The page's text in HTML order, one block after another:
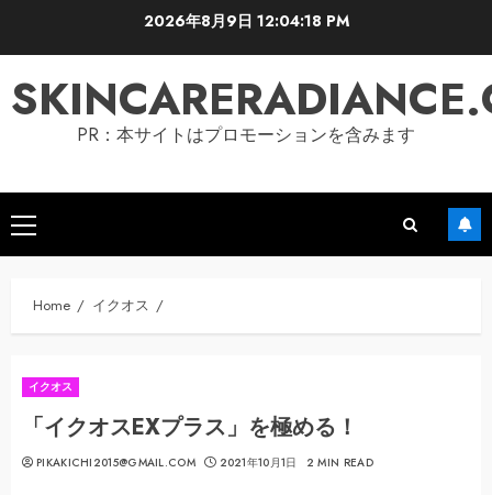
2026年8月9日 12:04:19 PM
PR：本サイトはプロモーションを含みます
Primary
Menu
Home イクオス
イクオス
「イクオスEXプラス」を極める！
PIKAKICHI2015@GMAIL.COM 2021年10月1日 2 MIN READ